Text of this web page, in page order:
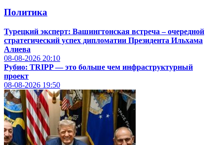
Политика
Турецкий эксперт: Вашингтонская встреча – очередной
стратегический успех дипломатии Президента Ильхама
Алиева
08-08-2026 20:10
Рубио: TRIPP — это больше чем инфраструктурный
проект
08-08-2026 19:50